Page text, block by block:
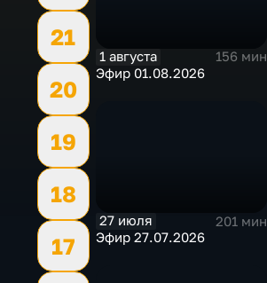
21
20
19
18
17
1 августа
156 мин
Эфир 01.08.2026
27 июля
201 мин
Эфир 27.07.2026